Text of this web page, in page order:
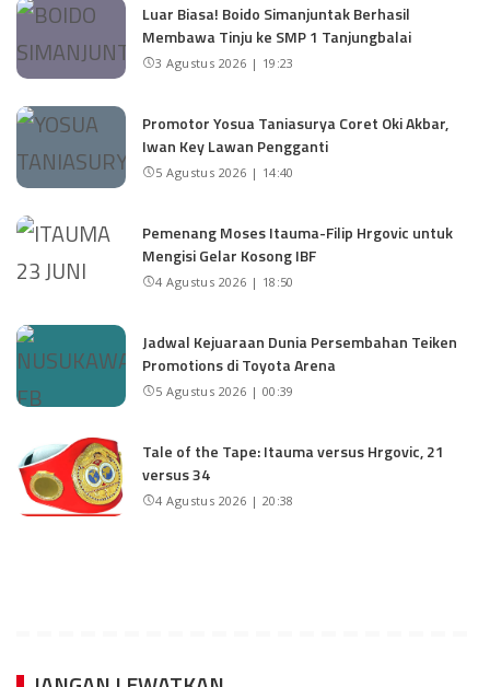
Luar Biasa! Boido Simanjuntak Berhasil
Membawa Tinju ke SMP 1 Tanjungbalai
3 Agustus 2026 | 19:23
Promotor Yosua Taniasurya Coret Oki Akbar,
Iwan Key Lawan Pengganti
5 Agustus 2026 | 14:40
Pemenang Moses Itauma-Filip Hrgovic untuk
Mengisi Gelar Kosong IBF
4 Agustus 2026 | 18:50
Jadwal Kejuaraan Dunia Persembahan Teiken
Promotions di Toyota Arena
5 Agustus 2026 | 00:39
Tale of the Tape: Itauma versus Hrgovic, 21
versus 34
4 Agustus 2026 | 20:38